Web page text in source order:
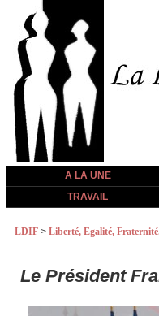
A LA UNE
TRAVAIL
LDIF > Liberté, Egalité,
Le Président